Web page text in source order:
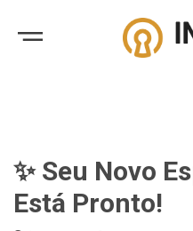
✨ Seu Novo
Está Pronto!